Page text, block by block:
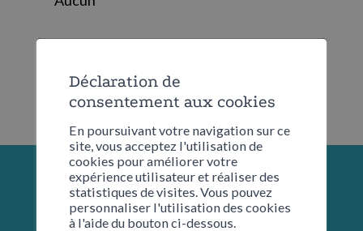
Déclaration de
consentement aux cookies
En poursuivant votre navigation sur ce
site, vous acceptez l'utilisation de
cookies pour améliorer votre
expérience utilisateur et réaliser des
statistiques de visites. Vous pouvez
personnaliser l'utilisation des cookies
à l'aide du bouton ci-dessous.